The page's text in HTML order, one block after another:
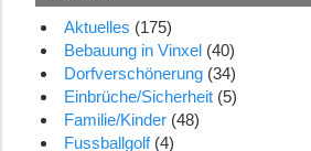
Aktuelles (175)
Bebauung in Vinxel(40)
Dorfverschönerung(34)
Einbrüche/Sicherheit(5)
Familie/Kinder(48)
Fussballgolf(4)